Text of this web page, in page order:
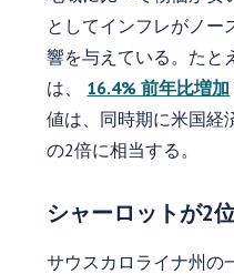
としてインフレがノー
響を与えている。たと
は、 16.4% 前年比増加
値は、同時期に米国経
の2倍に相当する。
シャーロットが2
サウスカロライナ州の